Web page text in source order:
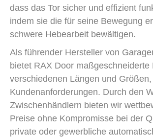
dass das Tor sicher und effizient
indem sie die für seine Bewegung
schwere Hebearbeit bewältigen.
Als führender Hersteller von
bietet RAX Door maßgeschneiderte
verschiedenen Längen und
Kundenanforderungen. Durch den
Zwischenhändlern bieten wir
Preise ohne Kompromisse bei der
private oder gewerbliche